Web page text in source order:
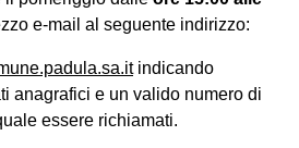
e-mail al seguente indirizzo:
indicando
anagrafici e un valido numero di
essere richiamati.